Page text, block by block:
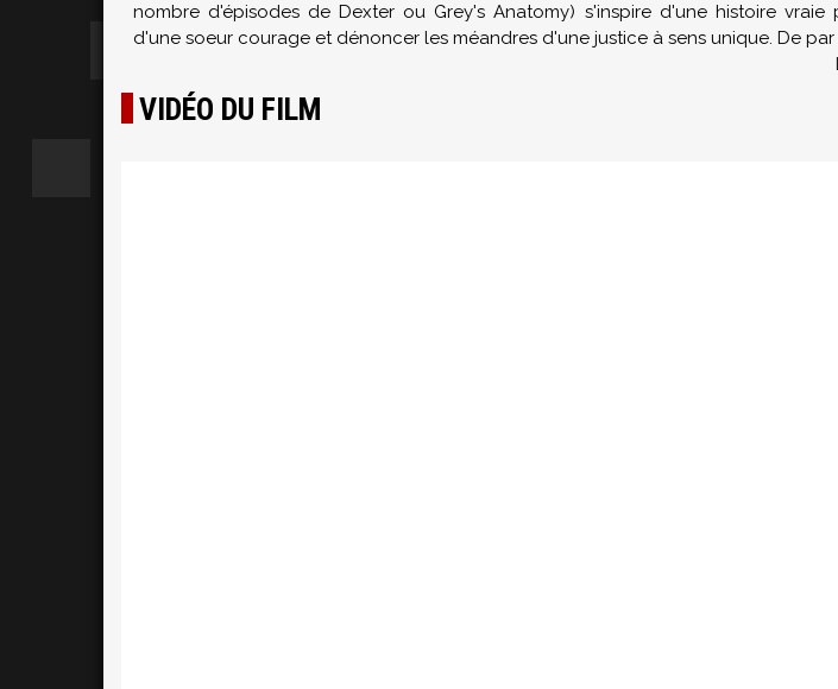
nombre d'épisodes de Dexter ou Grey's Anatomy) s'inspire d'une histoire
d'une soeur courage et dénoncer les méandres d'une justice à sens unique. De
VIDÉO DU FILM